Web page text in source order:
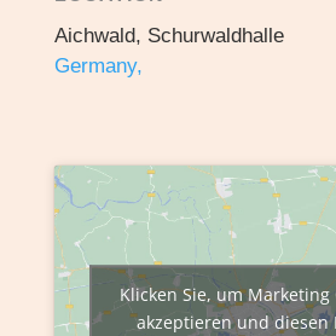
Aichwald, Schurwaldhalle
Germany,
Klicken Sie, um Marketing
akzeptieren und diesen